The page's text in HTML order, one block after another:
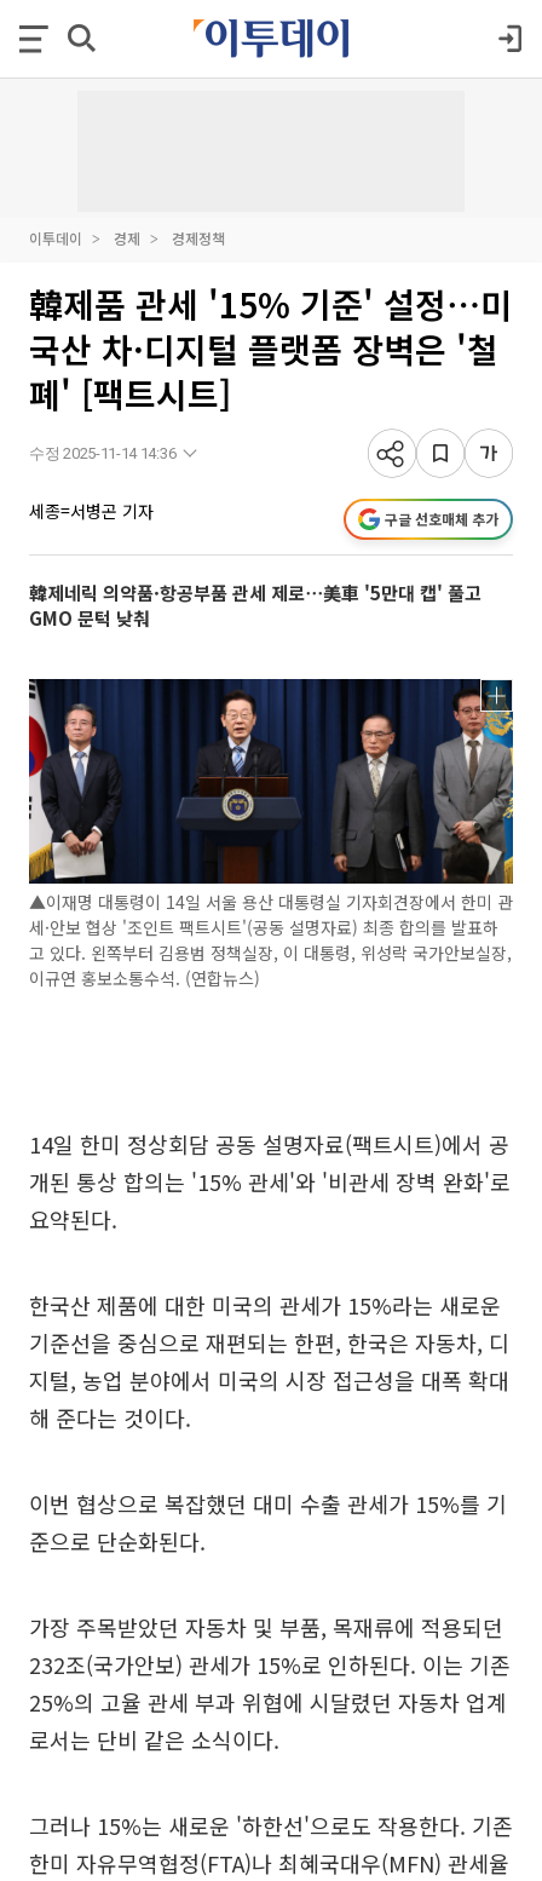
이투데이 경제 경제정책
韓제품 관세 '15% 기준' 설정⋯미
국산 차·디지털 플랫폼 장벽은 '철
폐' [팩트시트]
수정 2025-11-14 14:36
세종=서병곤 기자 구글 선호매체 추가
韓제네릭 의약품·항공부품 관세 제로⋯美車 '5만대 캡' 풀고
GMO 문턱 낮춰
▲이재명 대통령이 14일 서울 용산 대통령실 기자회견장에서 한미 관
세·안보 협상 '조인트 팩트시트'(공동 설명자료) 최종 합의를 발표하
고 있다. 왼쪽부터 김용범 정책실장, 이 대통령, 위성락 국가안보실장,
이규연 홍보소통수석. (연합뉴스)
14일 한미 정상회담 공동 설명자료(팩트시트)에서 공
개된 통상 합의는 '15% 관세'와 '비관세 장벽 완화'로
요약된다.
한국산 제품에 대한 미국의 관세가 15%라는 새로운
기준선을 중심으로 재편되는 한편, 한국은 자동차, 디
지털, 농업 분야에서 미국의 시장 접근성을 대폭 확대
해 준다는 것이다.
이번 협상으로 복잡했던 대미 수출 관세가 15%를 기
준으로 단순화된다.
가장 주목받았던 자동차 및 부품, 목재류에 적용되던
232조(국가안보) 관세가 15%로 인하된다. 이는 기존
25%의 고율 관세 부과 위협에 시달렸던 자동차 업계
로서는 단비 같은 소식이다.
그러나 15%는 새로운 '하한선'으로도 작용한다. 기존
한미 자유무역협정(FTA)나 최혜국대우(MFN) 관세율